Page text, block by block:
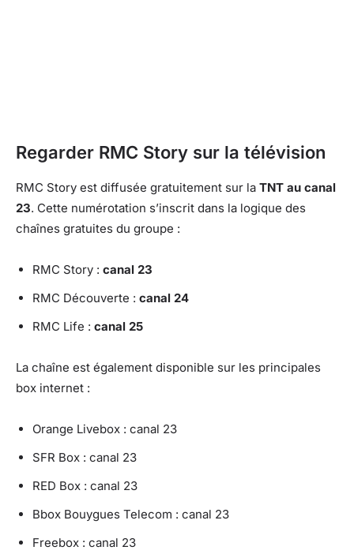
Regarder RMC Story sur la télévision
RMC Story est diffusée gratuitement sur la TNT au canal
23. Cette numérotation s’inscrit dans la logique des
chaînes gratuites du groupe :
RMC Story : canal 23
RMC Découverte : canal 24
RMC Life : canal 25
La chaîne est également disponible sur les principales
box internet :
Orange Livebox : canal 23
SFR Box : canal 23
RED Box : canal 23
Bbox Bouygues Telecom : canal 23
Freebox : canal 23